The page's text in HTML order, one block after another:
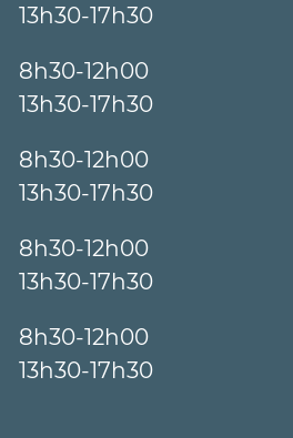
13h30-17h30
8h30-12h00
13h30-17h30
8h30-12h00
13h30-17h30
8h30-12h00
13h30-17h30
8h30-12h00
13h30-17h30